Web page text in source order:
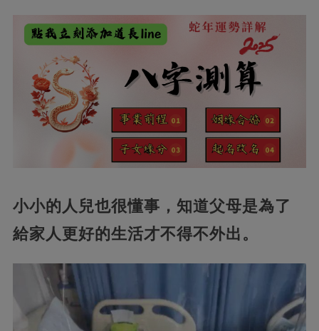
小小的人兒也很懂事，知道父母是為了
給家人更好的生活才不得不外出。